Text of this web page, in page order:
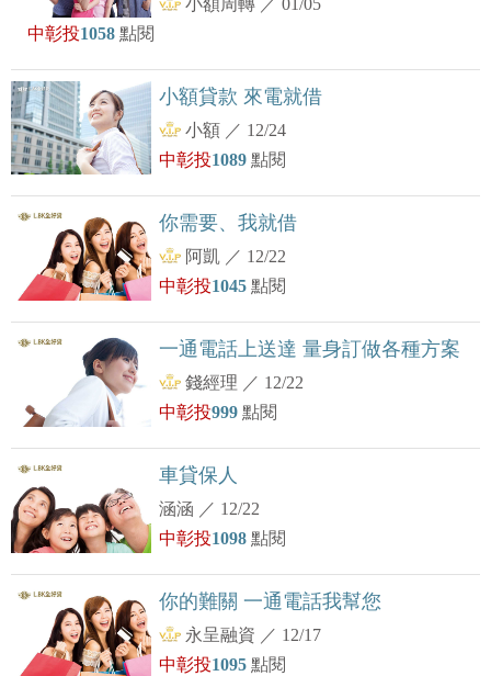
小額周轉 ／01/05
中彰投1058 點閱
小額貸款 來電就借
小額 ／ 12/24
中彰投1089點閱
你需要、我就借
阿凱 ／ 12/22
中彰投1045點閱
一通電話上送達 量身訂做各種方案
錢經理 ／ 12/22
中彰投999點閱
車貸保人
涵涵 ／ 12/22
中彰投1098點閱
你的難關 一通電話我幫您
永呈融資 ／ 12/17
中彰投1095點閱